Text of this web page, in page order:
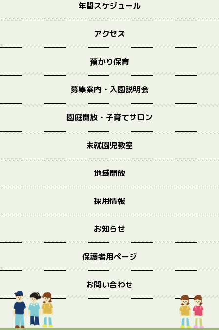
年間スケジュール
アクセス
預かり保育
募集案内・入園説明会
園庭開放・子育てサロン
未就園児教室
地域開放
採用情報
お知らせ
保護者用ページ
お問い合わせ